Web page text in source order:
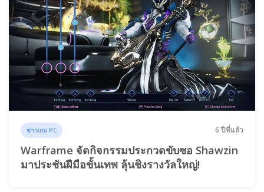
ข่าวเกม PC 6 ปีที่แล้ว
Warframe จัดกิจกรรมประกวดขับซอ Shawzin
มาประชันฝีมือขั้นเทพ ลุ้นชิงรางวัลใหญ่!